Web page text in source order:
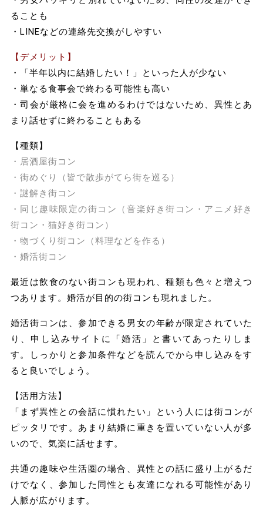
ることも
・LINEなどの連絡先交換がしやすい
【デメリット】
・「半年以内に結婚したい！」といった人が少ない
・単なる食事会で終わる可能性も高い
・司会が厳格に会を進めるわけではないため、異性とあ
まり話せずに終わることもある
【種類】
・居酒屋街コン
・街めぐり（皆で散歩がてら街を巡る）
・謎解き街コン
・同じ趣味限定の街コン（音楽好き街コン・アニメ好き
街コン・猫好き街コン）
・物づくり街コン（料理などを作る）
・婚活街コン
最近は飲食のない街コンも現われ、種類も色々と増えつ
つあります。婚活が目的の街コンも現れました。
婚活街コンは、参加できる男女の年齢が限定されていた
り、申し込みサイトに「婚活」と書いてあったりしま
す。しっかりと参加条件などを読んでから申し込みをす
ると良いでしょう。
【活用方法】
「まず異性との会話に慣れたい」という人には街コンが
ピッタリです。あまり結婚に重きを置いていない人が多
いので、気楽に話せます。
共通の趣味や生活圏の場合、異性との話に盛り上がるだ
けでなく、参加した同性とも友達になれる可能性があり
人脈が広がります。